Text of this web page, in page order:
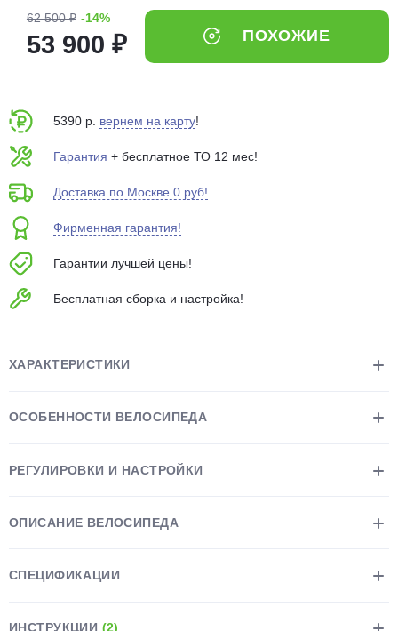
62 500 ₽ -14%
53 900 ₽ ПОХОЖИЕ
5390 р. вернем на карту!
Гарантия + бесплатное ТО 12 мес!
Доставка по Москве 0 руб!
Фирменная гарантия!
Гарантии лучшей цены!
Бесплатная сборка и настройка!
ХАРАКТЕРИСТИКИ
ОСОБЕННОСТИ ВЕЛОСИПЕДА
РЕГУЛИРОВКИ И НАСТРОЙКИ
ОПИСАНИЕ ВЕЛОСИПЕДА
СПЕЦИФИКАЦИИ
ИНСТРУКЦИИ (2)
недели
plait.ru